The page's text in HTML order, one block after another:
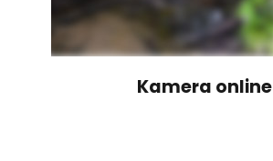
Kamera online